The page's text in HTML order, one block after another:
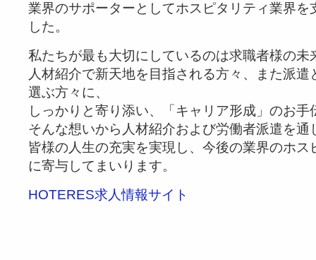
業界のサポーターとしてホスピタリティ業界を
した。
私たちが最も大切にしているのは求職者様の未
人材紹介で新天地を目指される方々、また派遣
選ぶ方々に、
しっかりと寄り添い、「キャリア形成」のお手
そんな想いから人材紹介および労働者派遣を通
皆様の人生の充実を実現し、今後の業界のホス
に寄与してまいります。
HOTERES求人情報サイト